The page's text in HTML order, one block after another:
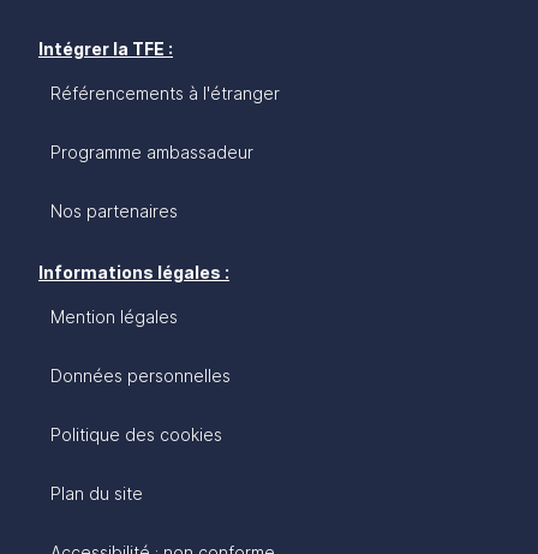
Intégrer la TFE :
Référencements à l'étranger
Programme ambassadeur
Nos partenaires
Informations légales :
Mention légales
Données personnelles
Politique des cookies
Plan du site